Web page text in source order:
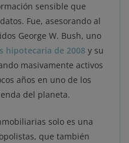
sensible que
Fue, asesorando al
George W. Bush, uno
hipotecaria de 2008 y su
masivamente activos
años en uno de los
del planeta.
solo es una
que también